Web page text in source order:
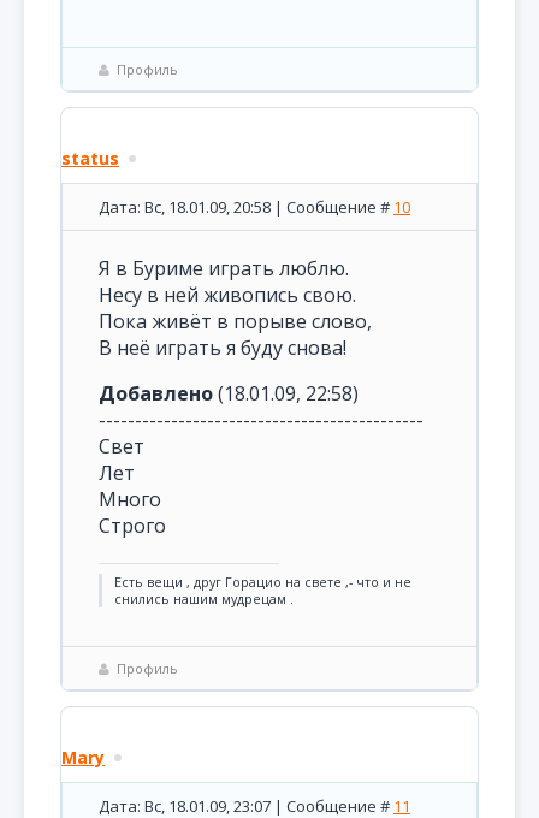
Профиль
status
Дата: Вс, 18.01.09, 20:58 | Сообщение # 10
Я в Буриме играть люблю.
Несу в ней живопись свою.
Пока живёт в порыве слово,
В неё играть я буду снова!
Добавлено(18.01.09, 22:58)
---------------------------------------------
Свет
Лет
Много
Строго
Есть вещи , друг Горацио на свете ,- что и не
снились нашим мудрецам .
Профиль
Mary
Дата: Вс, 18.01.09, 23:07 | Сообщение # 11